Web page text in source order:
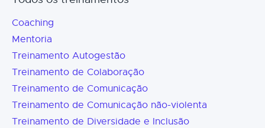
Coaching
Mentoria
Treinamento Autogestão
Treinamento de Colaboração
Treinamento de Comunicação
Treinamento de Comunicação não-violenta
Treinamento de Diversidade e Inclusão